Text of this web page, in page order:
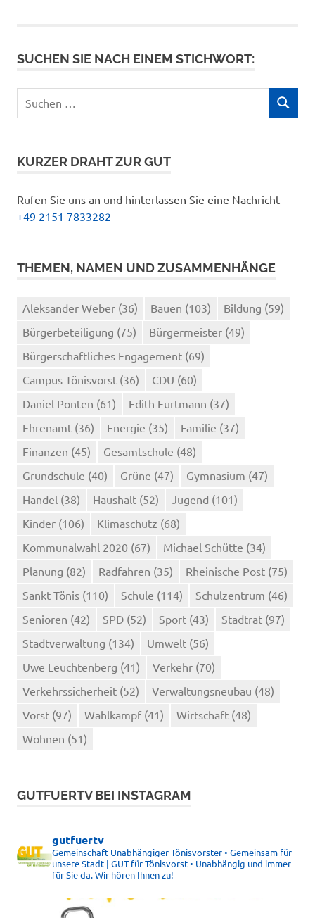
SUCHEN SIE NACH EINEM STICHWORT:
Suchen
SUCHEN
KURZER DRAHT ZUR GUT
Rufen Sie uns an und hinterlassen Sie eine Nachricht
+49 2151 7833282
THEMEN, NAMEN UND ZUSAMMENHÄNGE
Aleksander Weber (36) Bauen (103) Bildung (59)
Bürgerbeteiligung (75) Bürgermeister (49)
Bürgerschaftliches Engagement (69)
Campus Tönisvorst (36) CDU (60)
Daniel Ponten (61) Edith Furtmann (37)
Ehrenamt (36) Energie (35) Familie (37)
Finanzen (45) Gesamtschule (48)
Grundschule (40) Grüne (47) Gymnasium (47)
Handel (38) Haushalt (52) Jugend (101)
Kinder (106) Klimaschutz (68)
Kommunalwahl 2020 (67) Michael Schütte (34)
Planung (82) Radfahren (35) Rheinische Post (75)
Sankt Tönis (110) Schule (114) Schulzentrum (46)
Senioren (42) SPD (52) Sport (43) Stadtrat (97)
Stadtverwaltung (134) Umwelt (56)
Uwe Leuchtenberg (41) Verkehr (70)
Verkehrssicherheit (52) Verwaltungsneubau (48)
Vorst (97) Wahlkampf (41) Wirtschaft (48)
Wohnen (51)
GUTFUERTV BEI INSTAGRAM
gutfuertv
Gemeinschaft Unabhängiger Tönisvorster • Gemeinsam für
unsere Stadt | GUT für Tönisvorst • Unabhängig und immer
für Sie da. Wir hören Ihnen zu!